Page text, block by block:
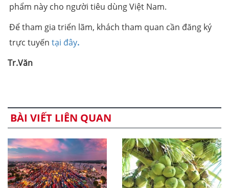
phẩm này cho người tiêu dùng Việt Nam.
Để tham gia triển lãm, khách tham quan cần đăng ký
trực tuyến tại đây.
Tr.Văn
BÀI VIẾT LIÊN QUAN